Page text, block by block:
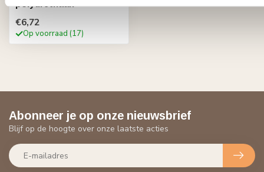
polyurethaan
€6,72
Op voorraad (17)
Abonneer je op onze nieuwsbrief
Blijf op de hoogte over onze laatste acties